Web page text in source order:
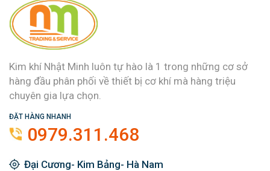
Kim khí Nhật Minh luôn tự hào là 1 trong những cơ sở
hàng đầu phân phối về thiết bị cơ khí mà hàng triệu
chuyên gia lựa chọn.
ĐẶT HÀNG NHANH
0979.311.468
Đại Cương- Kim Bảng- Hà Nam